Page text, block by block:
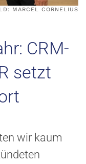
MARCEL CORNELIUS
CRM-
setzt
wir kaum